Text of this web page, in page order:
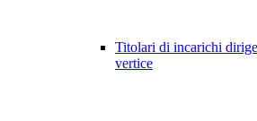
Titolari di incarichi
vertice